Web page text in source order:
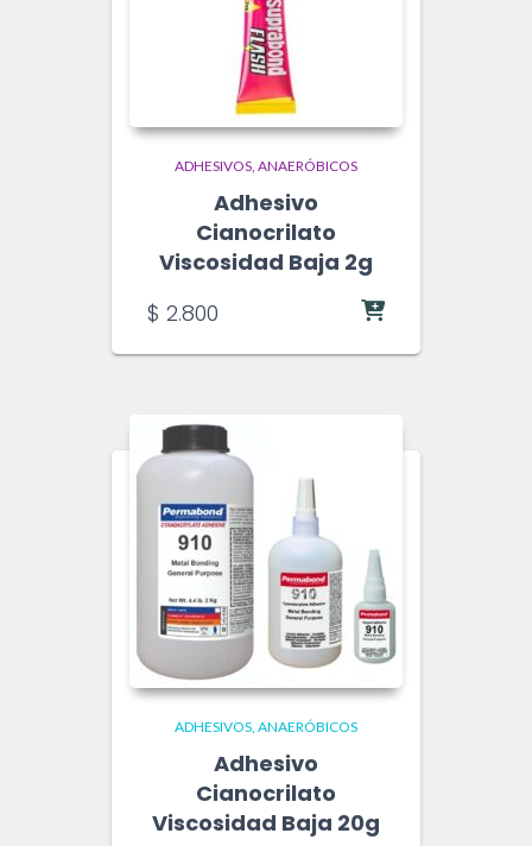
ADHESIVOS ANAERÓBICOS
Adhesivo
Cianocrilato
Viscosidad Baja 2g
$ 2.800
ADHESIVOS ANAERÓBICOS
Adhesivo
Cianocrilato
Viscosidad Baja 20g